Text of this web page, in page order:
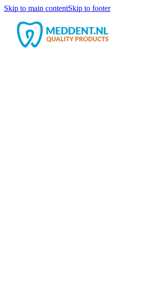
Skip to main contentSkip to footer